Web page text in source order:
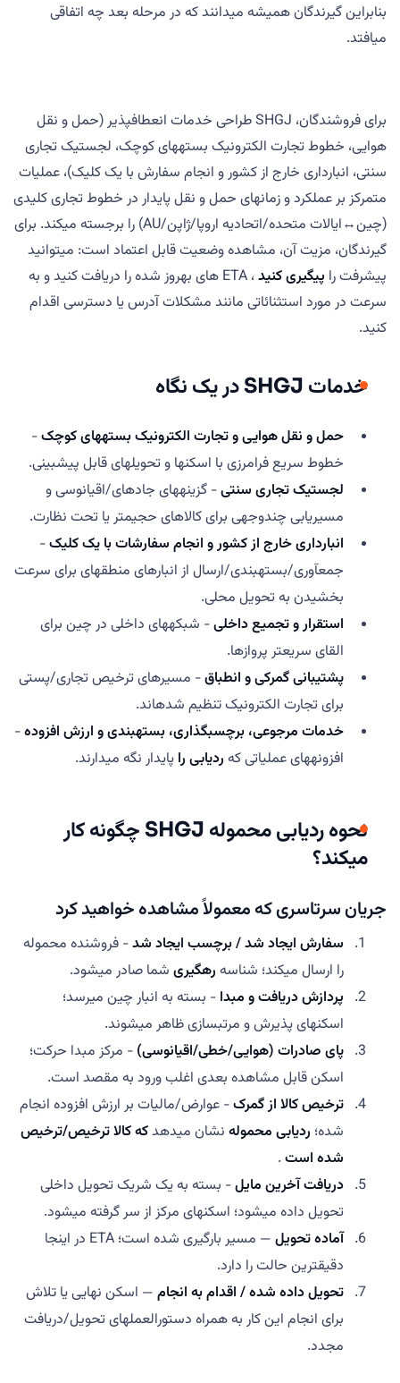
بنابراین گیرندگان همیشه میدانند که در مرحله بعد چه اتفاقی
میافتد.
برای فروشندگان، SHGJ طراحی خدمات انعطافپذیر (حمل و نقل
هوایی، خطوط تجارت الکترونیک بستههای کوچک، لجستیک تجاری
سنتی، انبارداری خارج از کشور و انجام سفارش با یک کلیک)، عملیات
متمرکز بر عملکرد و زمانهای حمل و نقل پایدار در خطوط تجاری کلیدی
(چین↔ایالات متحده/اتحادیه اروپا/ژاپن/AU) را برجسته میکند. برای
گیرندگان، مزیت آن، مشاهده وضعیت قابل اعتماد است: میتوانید
پیشرفت را پیگیری کنید
، ETA های بهروز شده را دریافت کنید و به
سرعت در مورد استثنائاتی مانند مشکلات آدرس یا دسترسی اقدام
کنید.
خدمات SHGJ در یک نگاه
حمل و نقل هوایی و تجارت الکترونیک بستههای کوچک-
خطوط سریع فرامرزی با اسکنها و تحویلهای قابل پیشبینی.
لجستیک تجاری سنتی- گزینههای جادهای/اقیانوسی و
مسیریابی چندوجهی برای کالاهای حجیمتر یا تحت نظارت.
انبارداری خارج از کشور و انجام سفارشات با یک کلیک-
جمعآوری/بستهبندی/ارسال از انبارهای منطقهای برای سرعت
بخشیدن به تحویل محلی.
استقرار و تجمیع داخلی- شبکههای داخلی در چین برای
القای سریعتر پروازها.
پشتیبانی گمرکی و انطباق- مسیرهای ترخیص تجاری/پستی
برای تجارت الکترونیک تنظیم شدهاند.
خدمات مرجوعی، برچسبگذاری، بستهبندی و ارزش افزوده-
افزونههای عملیاتی که ردیابی را پایدار نگه میدارند.
نحوه ردیابی محموله SHGJ چگونه کار
میکند؟
جریان سرتاسری که معمولاً مشاهده خواهید کرد
سفارش ایجاد شد / برچسب ایجاد شد- فروشنده محموله
را ارسال میکند؛ شناسه رهگیری شما صادر میشود.
پردازش دریافت و مبدا - بسته به انبار چین میرسد؛
اسکنهای پذیرش و مرتبسازی ظاهر میشوند.
پای صادرات (هوایی/خطی/اقیانوسی) - مرکز مبدا حرکت؛
اسکن قابل مشاهده بعدی اغلب ورود به مقصد است.
ترخیص کالا از گمرک- عوارض/مالیات بر ارزش افزوده انجام
شده؛ ردیابی محموله نشان میدهدکه کالا ترخیص/ترخیص
شده است .
دریافت آخرین مایل- بسته به یک شریک تحویل داخلی
تحویل داده میشود؛ اسکنهای مرکز از سر گرفته میشود.
آماده تحویل
— مسیر بارگیری شده است؛ ETA در اینجا
دقیقترین حالت را دارد.
تحویل داده شده / اقدام به انجام — اسکن نهایی یا تلاش
برای انجام این کار به همراه دستورالعملهای تحویل/دریافت
مجدد.